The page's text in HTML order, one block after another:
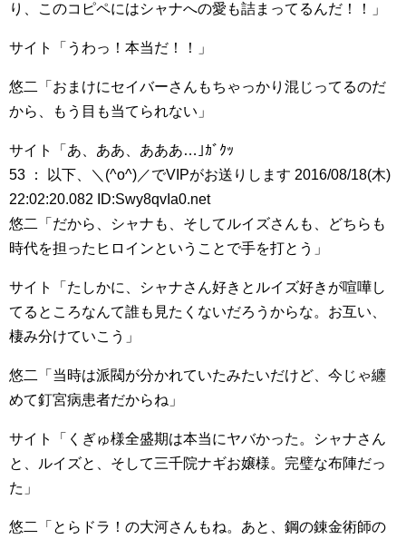
り、このコピペにはシャナへの愛も詰まってるんだ！！」
サイト「うわっ！本当だ！！」
悠二「おまけにセイバーさんもちゃっかり混じってるのだ
から、もう目も当てられない」
サイト「あ、ああ、あああ…｣ｶﾞｸｯ
53 ： 以下、＼(^o^)／でVIPがお送りします 2016/08/18(木)
22:02:20.082 ID:Swy8qvIa0.net
悠二「だから、シャナも、そしてルイズさんも、どちらも
時代を担ったヒロインということで手を打とう」
サイト「たしかに、シャナさん好きとルイズ好きが喧嘩し
てるところなんて誰も見たくないだろうからな。お互い、
棲み分けていこう」
悠二「当時は派閥が分かれていたみたいだけど、今じゃ纏
めて釘宮病患者だからね」
サイト「くぎゅ様全盛期は本当にヤバかった。シャナさん
と、ルイズと、そして三千院ナギお嬢様。完璧な布陣だっ
た」
悠二「とらドラ！の大河さんもね。あと、鋼の錬金術師の